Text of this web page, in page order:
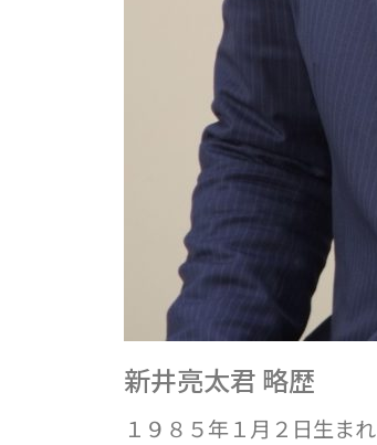
新井亮太君 略歴
１９８５年１月２日生まれ